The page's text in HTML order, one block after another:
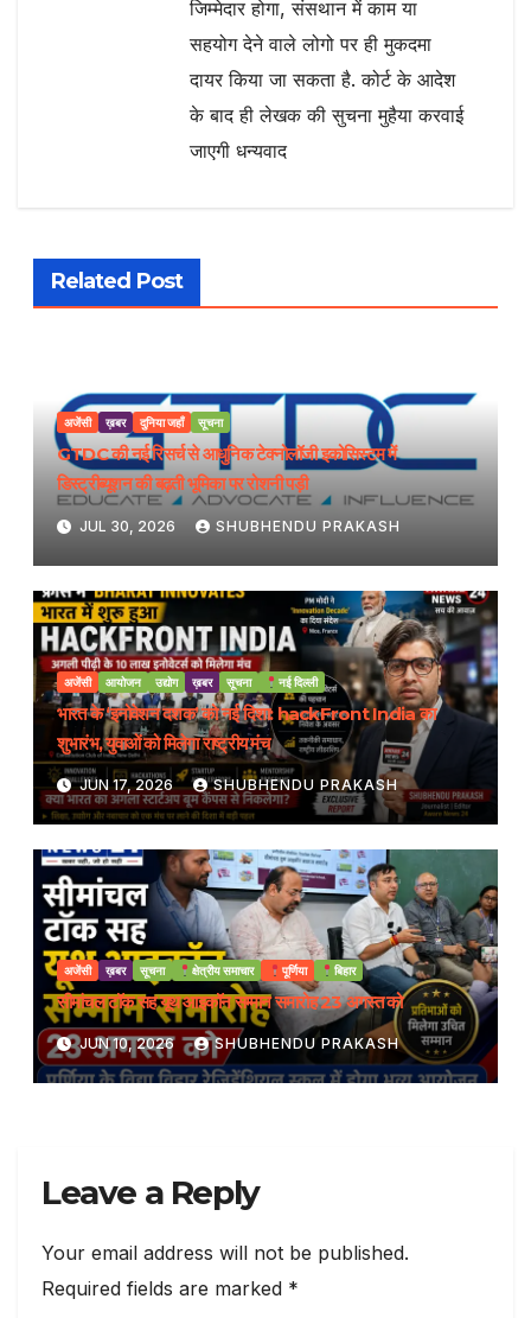
जिम्मेदार होगा, संसथान में काम या
सहयोग देने वाले लोगो पर ही मुकदमा
दायर किया जा सकता है. कोर्ट के आदेश
के बाद ही लेखक की सुचना मुहैया करवाई
जाएगी धन्यवाद
Related Post
अजेंसी ख़बर दुनिया जहाँ सूचना
GTDC की नई रिसर्च से आधुनिक टेक्नोलॉजी इकोसिस्टम में
डिस्ट्रीब्यूशन की बढ़ती भूमिका पर रोशनी पड़ी
JUL 30, 2026 SHUBHENDU PRAKASH
अजेंसी आयोजन उद्योग ख़बर सूचना नई दिल्ली
भारत के ‘इनोवेशन दशक’ को नई दिशा: hackFront India का
शुभारंभ, युवाओं को मिलेगा राष्ट्रीय मंच
JUN 17, 2026 SHUBHENDU PRAKASH
अजेंसी ख़बर सूचना क्षेत्रीय समाचार पूर्णिया बिहार
सीमांचल टॉक सह यूथ आइकॉन सम्मान समारोह 23 अगस्त को
JUN 10, 2026 SHUBHENDU PRAKASH
Leave a Reply
Your email address will not be published.
Required fields are marked *